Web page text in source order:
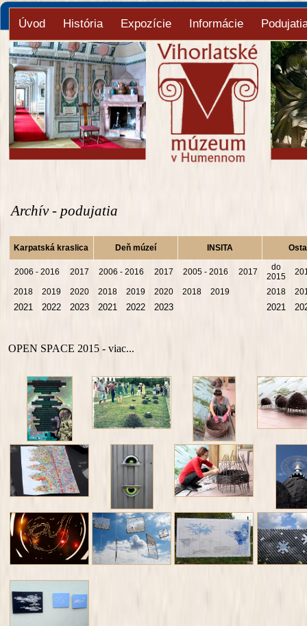
Úvod História Expozície Informácie
Karpatská kraslica Deň múzeí INSITA
2006 - 2016 2017 2006 - 2016 2017 2005 - 2016 2017
do
2015
2018 2019 2020 2018 2019 2020 2018 2019 2018
2021 2022 2023 2021 2022 2023 2021
Archív - podujatia
OPEN SPACE 2015 - viac...